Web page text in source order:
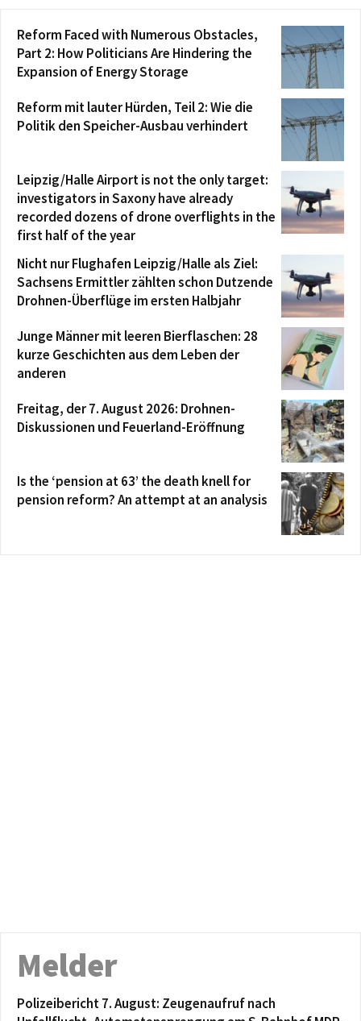
Reform Faced with Numerous Obstacles,
Part 2: How Politicians Are Hindering the
Expansion of Energy Storage
Reform mit lauter Hürden, Teil 2: Wie die
Politik den Speicher-Ausbau verhindert
Leipzig/Halle Airport is not the only target:
investigators in Saxony have already
recorded dozens of drone overflights in the
first half of the year
Nicht nur Flughafen Leipzig/Halle als Ziel:
Sachsens Ermittler zählten schon Dutzende
Drohnen-Überflüge im ersten Halbjahr
Junge Männer mit leeren Bierflaschen: 28
kurze Geschichten aus dem Leben der
anderen
Freitag, der 7. August 2026: Drohnen-
Diskussionen und Feuerland-Eröffnung
Is the ‘pension at 63’ the death knell for
pension reform? An attempt at an analysis
Melder
Polizeibericht 7. August: Zeugenaufruf nach